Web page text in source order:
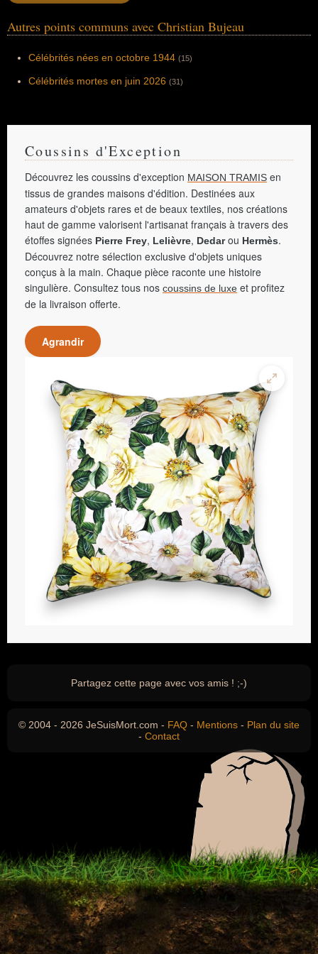
Autres points communs avec Christian Bujeau
Célébrités nées en octobre 1944 (15)
Célébrités mortes en juin 2026 (31)
Coussins d'Exception
Découvrez les coussins d'exception MAISON TRAMIS en
tissus de grandes maisons d'édition. Destinées aux
amateurs d'objets rares et de beaux textiles, nos créations
haut de gamme valorisent l'artisanat français à travers des
étoffes signées Pierre Frey, Lelièvre, Dedarou Hermès.
Découvrez notre sélection exclusive d'objets uniques
conçus à la main. Chaque pièce raconte une histoire
singulière. Consultez tous nos coussins de luxe et profitez
de la livraison offerte.
Agrandir
Partagez cette page avec vos amis ! ;-)
© 2004 - 2026 JeSuisMort.com - FAQ - Mentions - Plan du site
- Contact